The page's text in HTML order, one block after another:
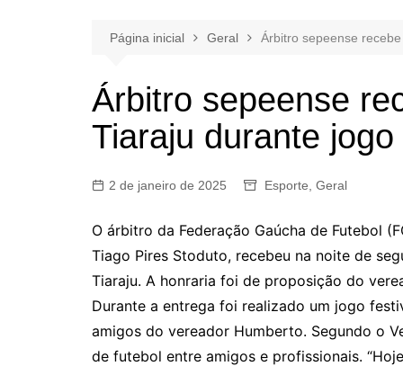
Página inicial Geral Árbitro sepeense
Árbitro sepeense
Tiaraju durante
2 de janeiro de 2025 Esporte Geral
O árbitro da Federação Gaúcha de Futebol
Tiago Pires Stoduto, recebeu na noite de
Tiaraju. A honraria foi de proposição do
Durante a entrega foi realizado um jogo
amigos do vereador Humberto. Segundo o
de futebol entre amigos e profissionais.